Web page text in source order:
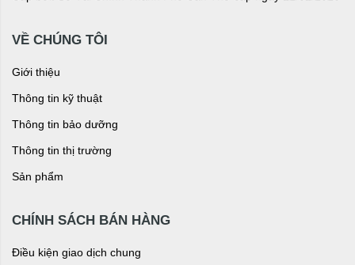
VỀ CHÚNG TÔI
Giới thiệu
Thông tin kỹ thuật
Thông tin bảo dưỡng
Thông tin thị trường
Sản phẩm
CHÍNH SÁCH BÁN HÀNG
Điều kiện giao dịch chung